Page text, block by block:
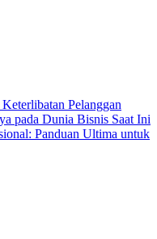
Pelanggan
pada Dunia Bisnis Saat Ini
Panduan Ultima untuk